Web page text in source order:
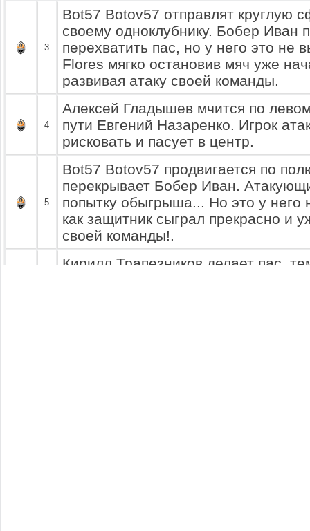
3
Bot57 Botov57 отправлят круглую
своему одноклубнику. Бобер Иван
перехватить пас, но у него это не
Flores мягко остановив мяч уже
развивая атаку своей команды.
4
Алексей Гладышев мчится по
пути Евгений Назаренко. Игрок
рисковать и пасует в центр.
5
Bot57 Botov57 продвигается по
перекрывает Бобер Иван.
попытку обыгрыша... Но это у него
как защитник сыграл прекрасно и
своей команды!.
Кирилл Трапезников делает пас,